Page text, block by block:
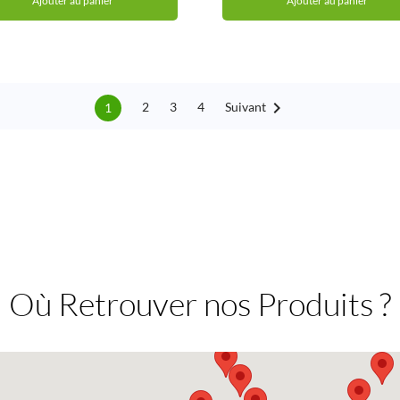
1 2 3 4 Suivant 
Où Retrouver nos Produits ?